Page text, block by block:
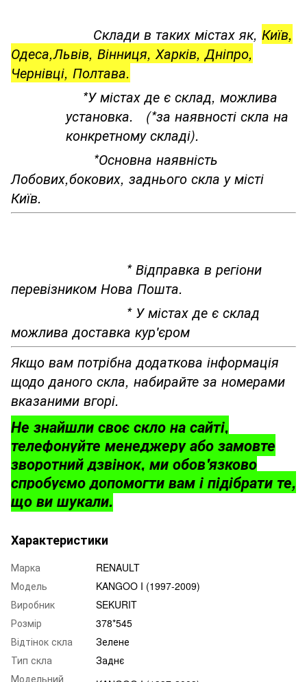
Склади в таких містах як, Київ,
Одеса,Львів, Вінниця, Харків, Дніпро,
Чернівці, Полтава.
*У містах де є склад, можлива
установка. (*за наявності скла на
конкретному складі).
*Основна наявність
Лобових,бокових, заднього скла у місті
Київ.
* Відправка в регіони
перевізником Нова Пошта.
* У містах де є склад
можлива доставка кур'єром
Якщо вам потрібна додаткова інформація
щодо даного скла, набирайте за номерами
вказаними вгорі.
Не знайшли своє скло на сайті,
телефонуйте менеджеру або замовте
зворотний дзвінок, ми обов'язково
спробуємо допомогти вам і підібрати те,
що ви шукали.
Характеристики
Марка
RENAULT
Модель
KANGOO I (1997-2009)
Виробник
SEKURIT
Розмір
378*545
Відтінок скла
Зелене
Тип скла
Заднє
Модельний